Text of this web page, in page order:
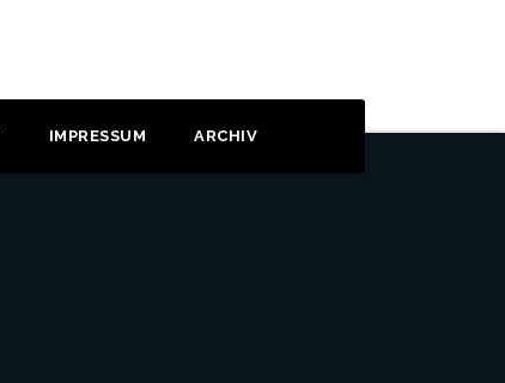
IMPRESSUM ARCHIV